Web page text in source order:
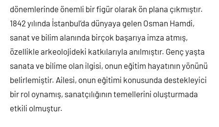
dönemlerinde önemli bir figür olarak ön plana çıkmıştır.
1842 yılında İstanbul’da dünyaya gelen Osman Hamdi,
sanat ve bilim alanında birçok başarıya imza atmış,
özellikle arkeolojideki katkılarıyla anılmıştır. Genç yaşta
sanata ve bilime olan ilgisi, onun eğitim hayatının yönünü
belirlemiştir. Ailesi, onun eğitimi konusunda destekleyici
bir rol oynamış, sanatçılığının temellerini oluşturmada
etkili olmuştur.